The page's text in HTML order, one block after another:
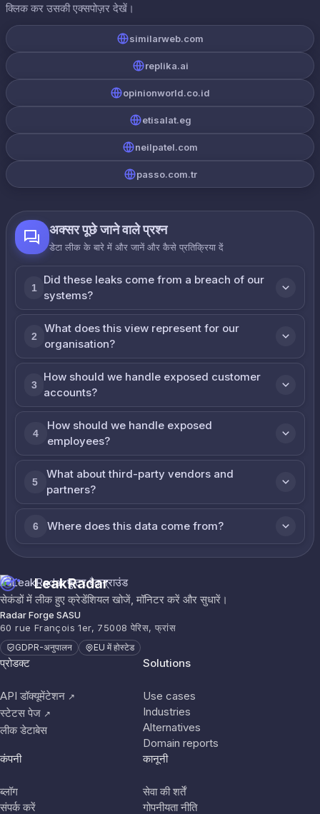
क्लिक कर उसकी एक्सपोज़र देखें।
similarweb.com
replika.ai
opinionworld.co.id
etisalat.eg
neilpatel.com
passo.com.tr
अक्सर पूछे जाने वाले प्रश्न
डेटा लीक के बारे में और जानें और कैसे प्रतिक्रिया दें
1
Did these leaks come from a breach of our
systems?
2
What does this view represent for our
organisation?
3
How should we handle exposed customer
accounts?
4
How should we handle exposed
employees?
5
What about third-party vendors and
partners?
6 Where does this data come from?
LeakRadar
सेकंडों में लीक हुए क्रेडेंशियल खोजें, मॉनिटर करें और सुधारें।
Radar Forge SASU
60 rue François 1er, 75008 पेरिस, फ्रांस
GDPR-अनुपालन EU में होस्टेड
प्रोडक्ट
API डॉक्यूमेंटेशन ↗
स्टेटस पेज ↗
लीक डेटाबेस
Solutions
Use cases
Industries
Alternatives
Domain reports
कंपनी
ब्लॉग
संपर्क करें
कानूनी
सेवा की शर्तें
गोपनीयता नीति